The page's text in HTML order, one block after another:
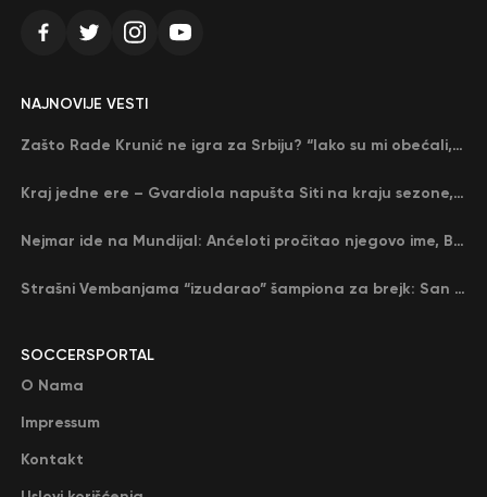
SOCCERSPORTAL
O Nama
Impressum
Kontakt
NAJNOVIJE VESTI
Zašto Rade Krunić ne igra za Srbiju? “Iako su mi obećali, niko me nije zvao…”
Kraj jedne ere – Gvardiola napušta Siti na kraju sezone, menja ga njegov nekadašnji rival
Nejmar ide na Mundijal: Anćeloti pročitao njegovo ime, Brazil u delirijumu (VIDEO)
Strašni Vembanjama “izudarao” šampiona za brejk: San Antonio poveo protiv Oklahome